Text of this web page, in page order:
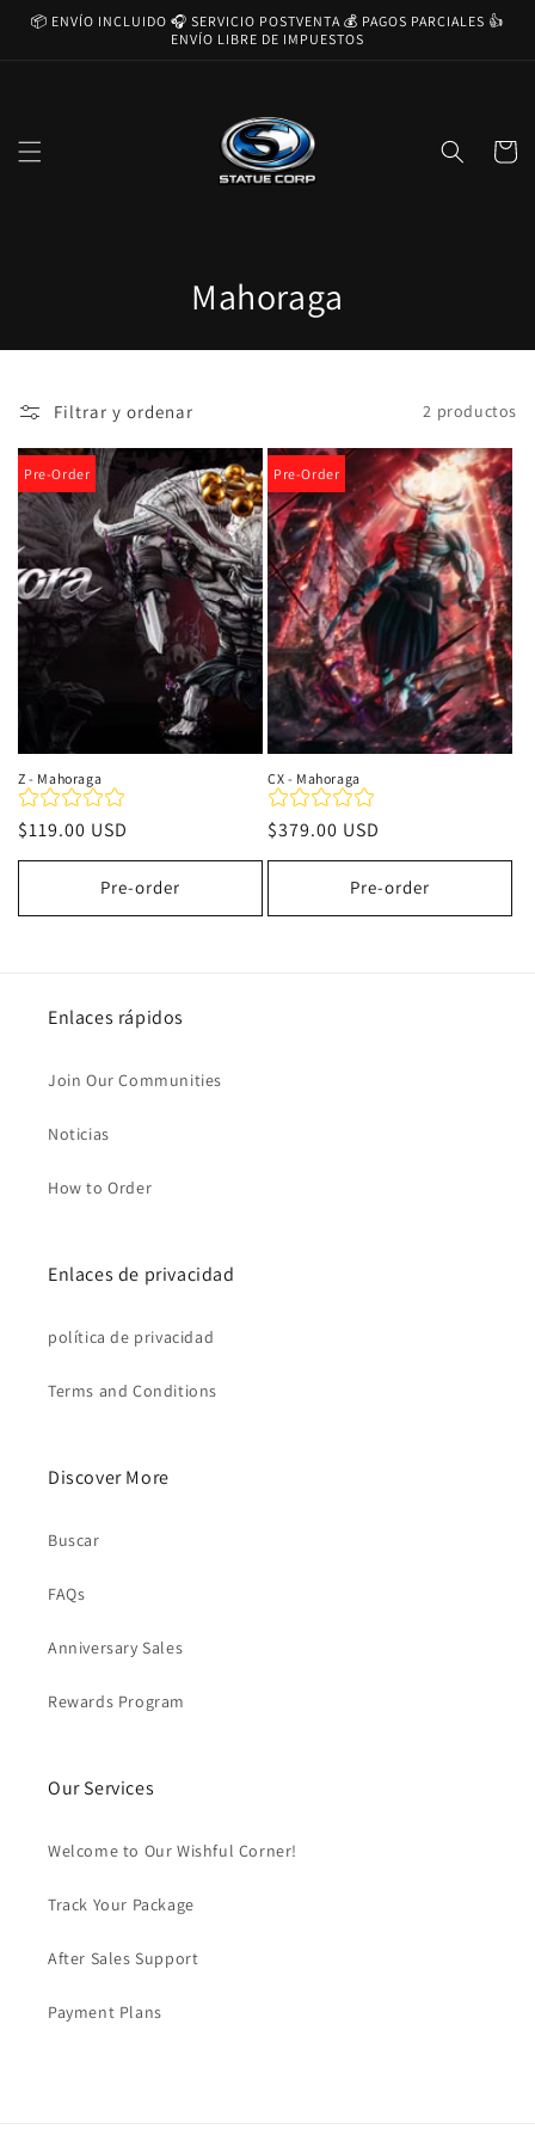
directamente
📦 ENVÍO INCLUIDO 🎧 SERVICIO POSTVENTA 💰 PAGOS PARCIALES 👍
ENVÍO LIBRE DE IMPUESTOS
Carrito
C
o
c
c
i
ó
n
:
Mahoraga
Filtrar y ordenar 2 productos
Pre-Order
Z - Mahoraga
Precio
habitual
$119.00 USD
Pre-order
Pre-Order
CX - Mahoraga
Precio
habitual
$379.00 USD
Pre-order
Enlaces rápidos
Join Our Communities
Noticias
How to Order
Enlaces de privacidad
política de privacidad
Terms and Conditions
Discover More
Buscar
FAQs
Anniversary Sales
Rewards Program
Our Services
Welcome to Our Wishful Corner!
Track Your Package
After Sales Support
Payment Plans